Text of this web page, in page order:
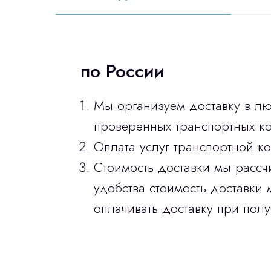
по России
Мы организуем доставку в
проверенных транспортных
Оплата услуг транспортной
Стоимость доставки мы
удобства стоимость
оплачивать доставку при